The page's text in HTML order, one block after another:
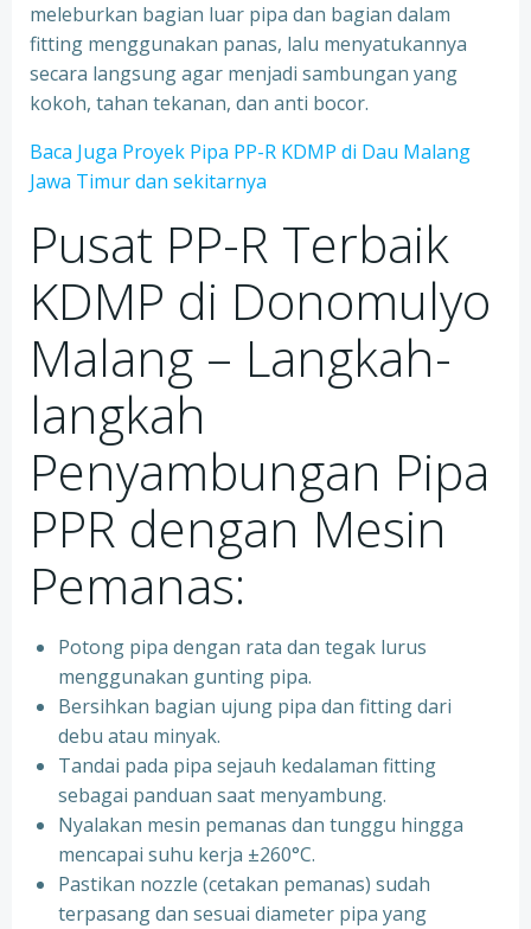
meleburkan bagian luar pipa dan bagian dalam
fitting menggunakan panas, lalu menyatukannya
secara langsung agar menjadi sambungan yang
kokoh, tahan tekanan, dan anti bocor.
Baca Juga Proyek Pipa PP-R KDMP di Dau Malang
Jawa Timur dan sekitarnya
Pusat PP-R Terbaik
KDMP di Donomulyo
Malang – Langkah-
langkah
Penyambungan Pipa
PPR dengan Mesin
Pemanas:
Potong pipa dengan rata dan tegak lurus
menggunakan gunting pipa.
Bersihkan bagian ujung pipa dan fitting dari
debu atau minyak.
Tandai pada pipa sejauh kedalaman fitting
sebagai panduan saat menyambung.
Nyalakan mesin pemanas dan tunggu hingga
mencapai suhu kerja ±260°C.
Pastikan nozzle (cetakan pemanas) sudah
terpasang dan sesuai diameter pipa yang